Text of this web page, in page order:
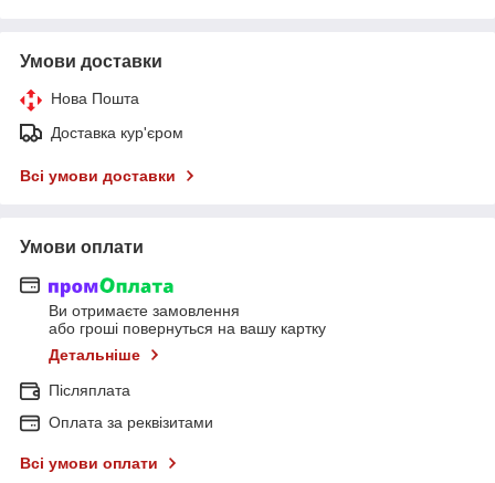
Умови доставки
Нова Пошта
Доставка кур'єром
Всі умови доставки
Умови оплати
Ви отримаєте замовлення
або гроші повернуться на вашу картку
Детальніше
Післяплата
Оплата за реквізитами
Всі умови оплати